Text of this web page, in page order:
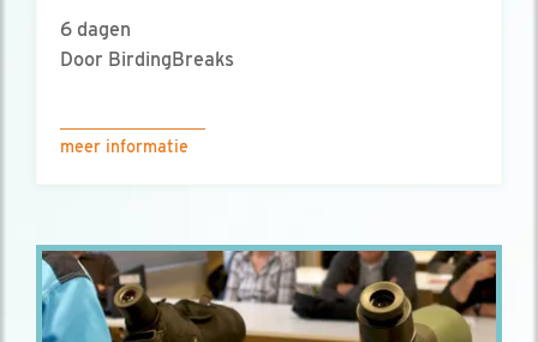
6 dagen
Door BirdingBreaks
meer informatie